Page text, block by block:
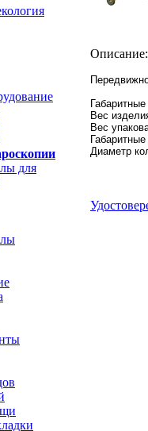
для
Описание:
Вес
Вес
Диаметр